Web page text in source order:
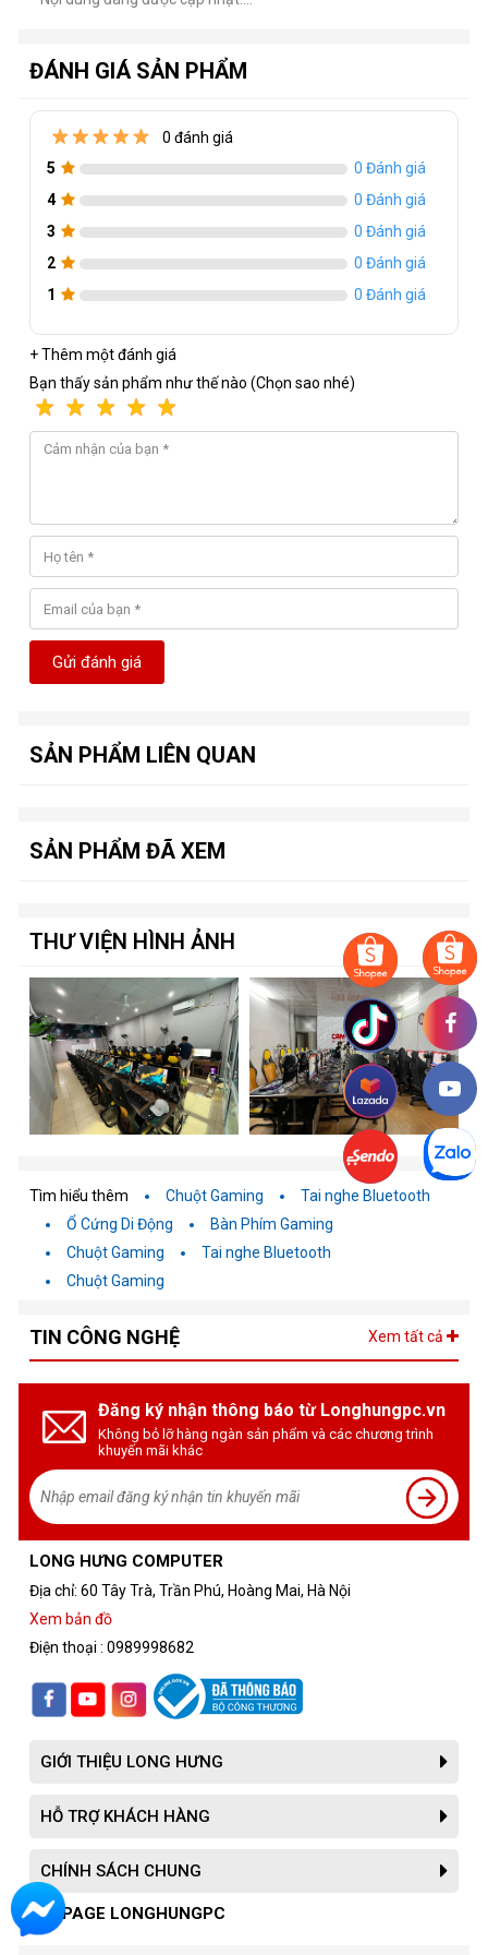
ĐÁNH GIÁ SẢN PHẨM
0 đánh giá
5
0 Đánh giá
4
0 Đánh giá
3
0 Đánh giá
2
0 Đánh giá
1
0 Đánh giá
+ Thêm một đánh giá
Bạn thấy sản phẩm như thế nào (Chọn sao nhé)
Gửi đánh giá
SẢN PHẨM LIÊN QUAN
SẢN PHẨM ĐÃ XEM
THƯ VIỆN HÌNH ẢNH
Tìm hiểu thêm Chuột Gaming
Tai nghe Bluetooth
Ổ Cứng Di Động
Bàn Phím Gaming
Chuột Gaming
Tai nghe Bluetooth
Chuột Gaming
TIN CÔNG NGHỆ Xem tất cả
Đăng ký nhận thông báo từ Longhungpc.vn
Không bỏ lỡ hàng ngàn sản phẩm và các chương trình
khuyến mãi khác
LONG HƯNG COMPUTER
Địa chỉ: 60 Tây Trà, Trần Phú, Hoàng Mai, Hà Nội
Xem bản đồ
Điện thoại : 0989998682
GIỚI THIỆU LONG HƯNG
HỖ TRỢ KHÁCH HÀNG
CHÍNH SÁCH CHUNG
FANPAGE LONGHUNGPC